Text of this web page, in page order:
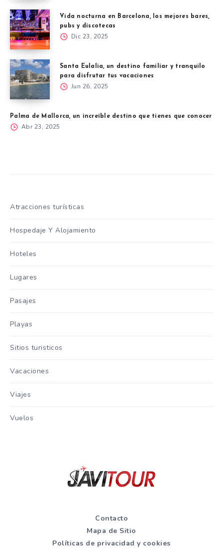
Vida nocturna en Barcelona, los mejores bares,
pubs y discotecas
Dic 23, 2025
Santa Eulalia, un destino familiar y tranquilo
para disfrutar tus vacaciones
Jun 26, 2025
Palma de Mallorca, un increíble destino que tienes que conocer
Abr 23, 2025
Atracciones turísticas
Hospedaje Y Alojamiento
Hoteles
Lugares
Pasajes
Playas
Sitios turisticos
Vacaciones
Viajes
Vuelos
Contacto
Mapa de Sitio
Políticas de privacidad y cookies